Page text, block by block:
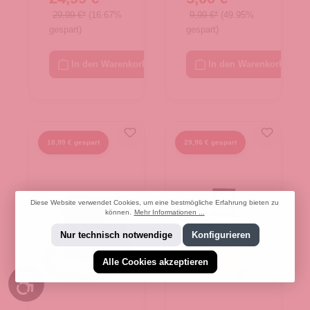
29,99 €* (16.67%
gespart)
9,99 €* (49.95%
gespart)
18,99 € gespart 29,96 € gespart
Diese Website verwendet Cookies, um eine bestmögliche Erfahrung bieten zu
können. Mehr Informationen ...
Nur technisch notwendige Konfigurieren
Alle Cookies akzeptieren